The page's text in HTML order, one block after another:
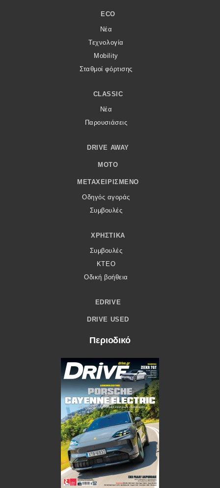
ECO
Νέα
Τεχνολογία
Mobility
Σταθμοί φόρτισης
CLASSIC
Νέα
Παρουσιάσεις
DRIVE AWAY
MOTO
ΜΕΤΑΧΕΙΡΙΣΜΈΝΟ
Οδηγός αγοράς
Συμβουλές
ΧΡΗΣΤΙΚΆ
Συμβουλές
ΚΤΕΟ
Οδική βοήθεια
EDRIVE
DRIVE USED
Περιοδικό